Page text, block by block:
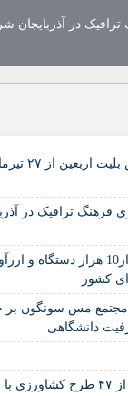
ترافیک در آذربایجان
پیش‌فروش
فرهنگ ترافیک در
کشور
مجتمع مس سونگون
دانشگاهی
بهره‌برداری از ۴۷ طرح